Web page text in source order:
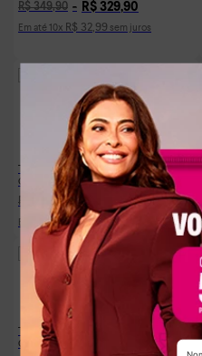
R$ 349,90 R$ 329,90
Em até 10x R$ 32,99 sem juros
Tênis Dakota Sneaker Feminino
Confortável Bege e Rosa
R$ ,90 R$ ,90
Em até9xR$ 31,10sem juros
Tênis Dakota Urbano Feminino
Colorido